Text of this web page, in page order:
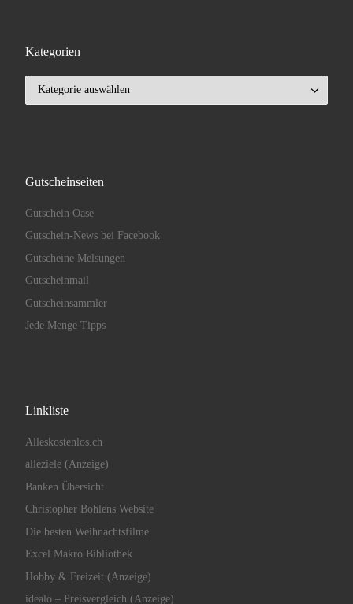
Kategorien
Gutscheinseiten
Gutschein Oase
Gutschein-News bei Facebook
Gutscheine Melsungen
Gutscheinmail
Gutscheinsammler
Jede Menge Tipps
Linkliste
Alleskostenlos.ch
alleziele (Anzeige)
Banken Übersicht
Christopher Bohlens Website
Die besten Weihnachtsfilme
Excel Makro Bibliothek
Hobby & Freizeit (Anzeige)
idealo – Preisvergleich (Anzeige)